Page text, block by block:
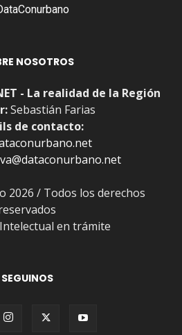
NOSOTROS
- La realidad de la Región
Sebastián Farias
de contacto:
2026 / Todos los derechos
en trámite
SEGUINOS